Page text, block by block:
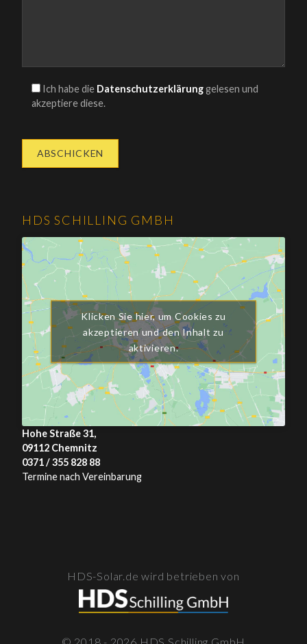
Ich habe die Datenschutzerklärunggelesen und
akzeptiere diese.
HDS SCHILLING GMBH
Klicken Sie hier, um Cookies zu
akzeptieren und den Inhalt zu
aktivieren.
Hohe Straße 31,
09112 Chemnitz
0371 / 355 828 88
Termine nach Vereinbarung
HDS-Solar.de wird betrieben von
© 2018 - 2026 HDS Schilling GmbH